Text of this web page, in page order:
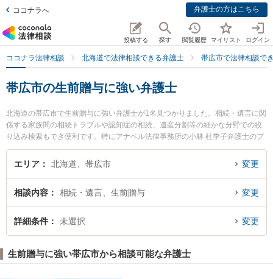
ココナラへ 弁護士の方はこちら
投稿する 探す 閲覧履歴 マイリスト ログイン
ココナラ法律相談 北海道で法律相談できる弁護士 帯広市で法律相談で
帯広市の生前贈与に強い弁護士
北海道の帯広市で生前贈与に強い弁護士が1名見つかりました。相続・遺言に関
係する家族間の相続トラブルや認知症の相続、遺産分割等の細かな分野での絞
り込み検索もでき便利です。特にアナベル法律事務所の小林 杜季子弁護士のプ
ロフィール情報や弁護士費用、強みなどが注目されています。『帯広市で土日
や夜間に発生した生前贈与のトラブルを今すぐに弁護士に相談したい』『生前
りの相談者さんにおすすめです。
エリア 北海道、帯広市 変更
相談内容 相続・遺言、生前贈与 変更
詳細条件 未選択 変更
生前贈与に強い帯広市から相談可能な弁護士